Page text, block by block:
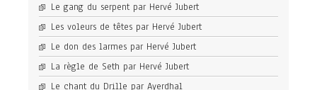
Le gang du serpent par Hervé Jubert
Les voleurs de têtes par Hervé Jubert
Le don des larmes par Hervé Jubert
La règle de Seth par Hervé Jubert
Le chant du Drille par Ayerdhal